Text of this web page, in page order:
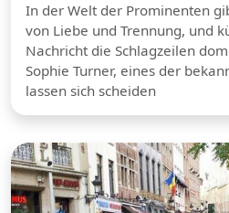
In der Welt der Prominenten
von Liebe und Trennung, und
Nachricht die Schlagzeilen
Sophie Turner, eines der
lassen sich scheiden